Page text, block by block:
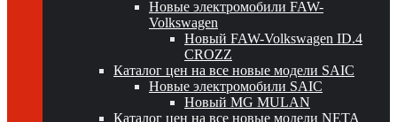
Новые электромобили FAW-
Volkswagen
Новый FAW-Volkswagen ID.4
CROZZ
Каталог цен на все новые модели SAIC
Новые электромобили SAIC
Новый MG MULAN
Каталог цен на все новые модели NETA